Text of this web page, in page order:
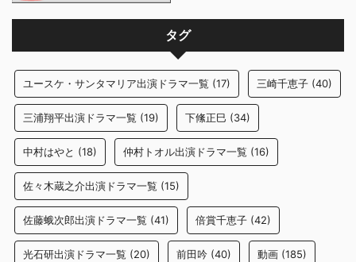
タグ
ユースケ・サンタマリア出演ドラマ一覧 (17) 三崎千恵子 (40)
三浦翔平出演ドラマ一覧 (19) 下絛正巳 (34)
中村はやと (18) 仲村トオル出演ドラマ一覧 (16)
佐々木蔵之介出演ドラマ一覧 (15)
佐藤蛾次郎出演ドラマ一覧 (41) 倍賞千恵子 (42)
光石研出演ドラマ一覧 (20) 前田吟 (40) 動画 (185)